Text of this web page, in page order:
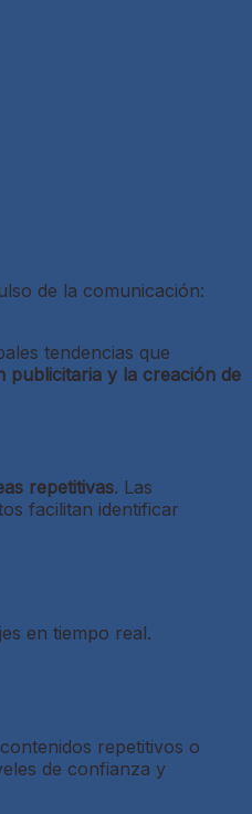
de la comunicación:
tendencias que
publicitaria y la creación de
repetitivas. Las
facilitan identificar
en tiempo real.
repetitivos o
de confianza y